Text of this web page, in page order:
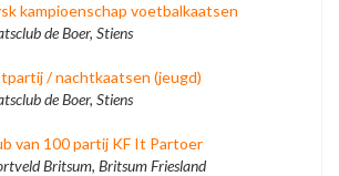
kampioenschap voetbalkaatsen
de Boer, Stiens
/ nachtkaatsen (jeugd)
de Boer, Stiens
van 100 partij KF It Partoer
Britsum, Britsum Friesland